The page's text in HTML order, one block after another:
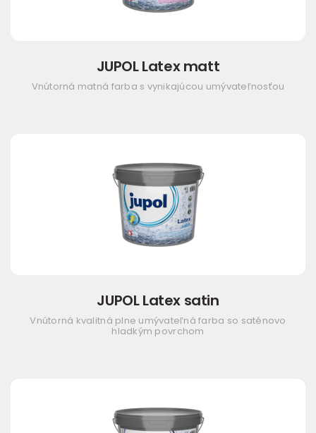
JUPOL Latex matt
Vnútorná matná farba s vynikajúcou umývateľnosťou
JUPOL Latex satin
Vnútorná kvalitná plne umývateľná farba so saténovo
hladkým povrchom